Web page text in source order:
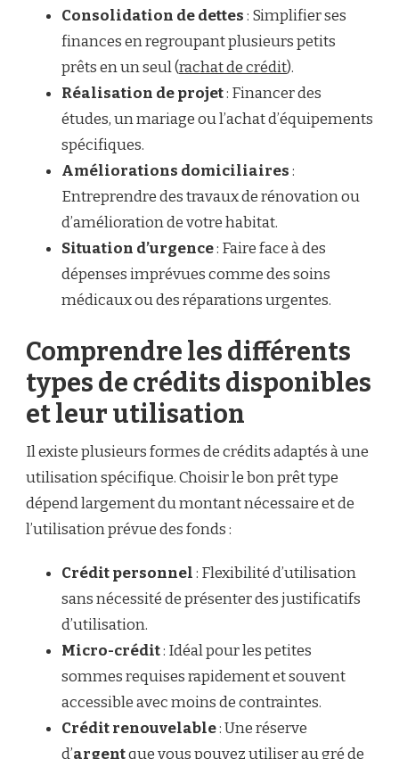
Consolidation de dettes: Simplifier ses
finances en regroupant plusieurs petits
prêts en un seul (rachat de crédit).
Réalisation de projet: Financer des
études, un mariage ou l’achat d’équipements
spécifiques.
Améliorations domiciliaires:
Entreprendre des travaux de rénovation ou
d’amélioration de votre habitat.
Situation d’urgence: Faire face à des
dépenses imprévues comme des soins
médicaux ou des réparations urgentes.
Comprendre les différents
types de crédits disponibles
et leur utilisation
Il existe plusieurs formes de crédits adaptés à une
utilisation spécifique. Choisir le bon prêt type
dépend largement du montant nécessaire et de
l’utilisation prévue des fonds :
Crédit personnel: Flexibilité d’utilisation
sans nécessité de présenter des justificatifs
d’utilisation.
Micro-crédit: Idéal pour les petites
sommes requises rapidement et souvent
accessible avec moins de contraintes.
Crédit renouvelable: Une réserve
d’argentque vous pouvez utiliser au gré de